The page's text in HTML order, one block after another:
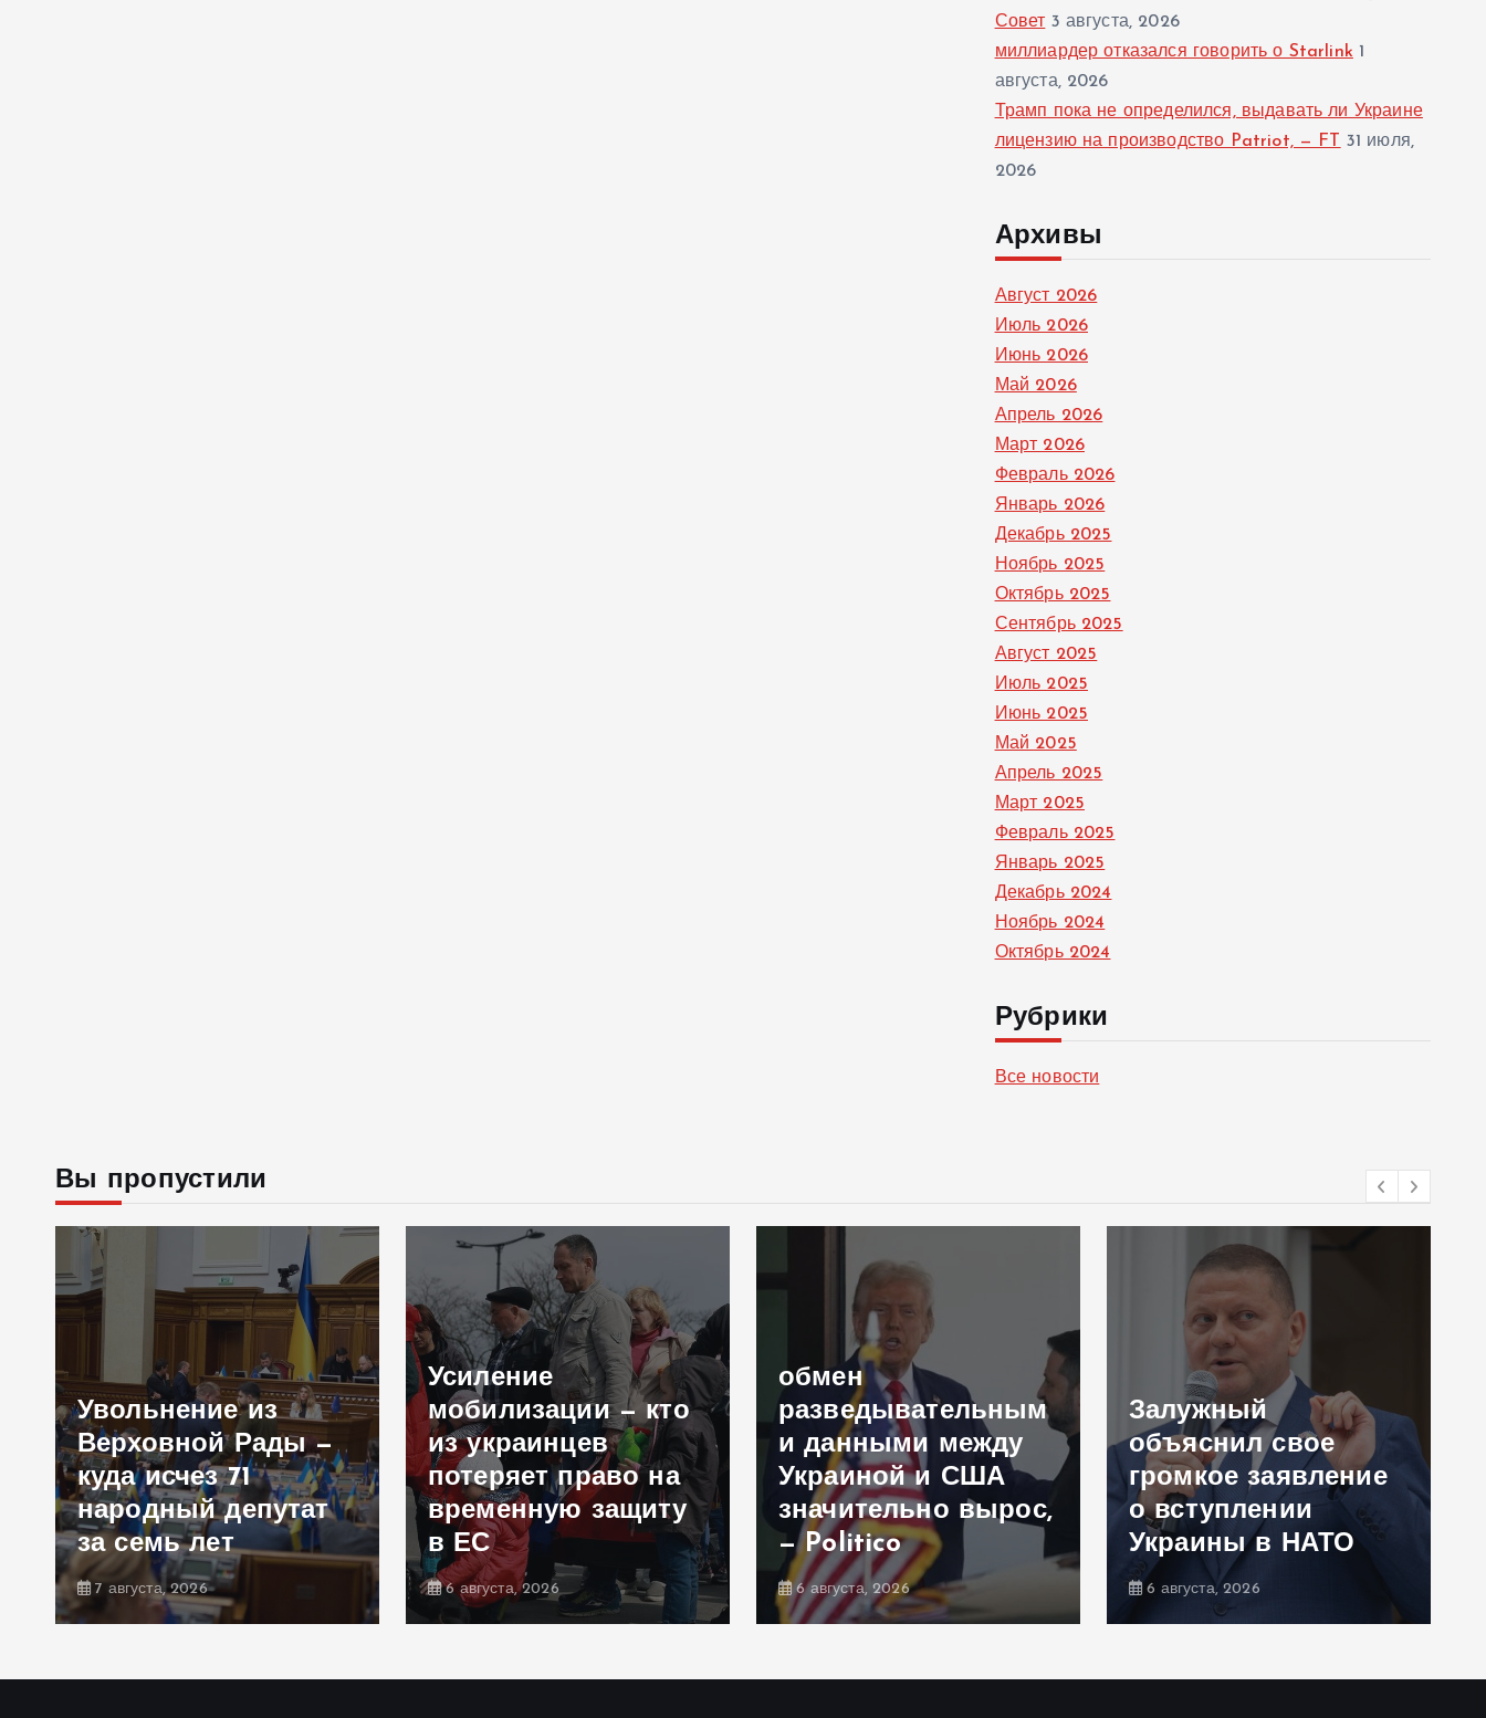
Совет 3 августа, 2026
миллиардер отказался говорить о Starlink 1
августа, 2026
Трамп пока не определился, выдавать ли Украине
лицензию на производство Patriot, — FT
31 июля,
2026
Архивы
Август 2026
Июль 2026
Июнь 2026
Май 2026
Апрель 2026
Март 2026
Февраль 2026
Январь 2026
Декабрь 2025
Ноябрь 2025
Октябрь 2025
Сентябрь 2025
Август 2025
Июль 2025
Июнь 2025
Май 2025
Апрель 2025
Март 2025
Февраль 2025
Январь 2025
Декабрь 2024
Ноябрь 2024
Октябрь 2024
Рубрики
Все новости
Вы пропустили
Увольнение из
Верховной Рады —
куда исчез 71
народный депутат
за семь лет
7 августа, 2026
Усиление
мобилизации — кто
из украинцев
потеряет право на
временную защиту
в ЕС
6 августа, 2026
обмен
разведывательным
и данными между
Украиной и США
значительно вырос,
— Politico
6 августа, 2026
Залужный
объяснил свое
громкое заявление
о вступлении
Украины в НАТО
6 августа, 2026